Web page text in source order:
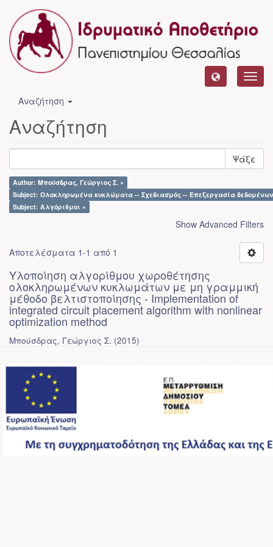
Αναζήτηση
Αναζήτηση
Ψάξε
Author: Μπούσδρας, Γεώργιος Σ. ×
Subject: Ολοκληρωμένα κυκλώματα -- Σχεδιασμός -- Επεξεργασία
Subject: Αλγόριθμοι ×
Show Advanced Filters
Αποτελέσματα 1-1 από 1
Υλοποίηση αλγορίθμου χωροθέτησης
ολοκληρωμένων κυκλωμάτων με μη γραμμική
μέθοδο βελτιστοποίησης - Implementation of
integrated circuit placement algorithm with nonlinear
optimization method
Μπούσδρας, Γεώργιος Σ. (2015)